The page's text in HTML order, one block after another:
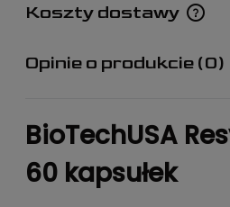
Koszty dostawy
Cena nie zawiera ewentualnych
Opinie o produkcie (0)
BioTechUSA
60 kapsułek